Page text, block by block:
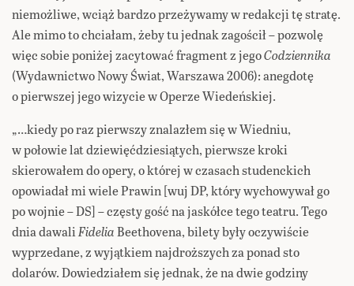
niemożliwe, wciąż bardzo przeżywamy w redakcji tę stratę.
Ale mimo to chciałam, żeby tu jednak zagościł – pozwolę
więc sobie poniżej zacytować fragment z jegoCodziennika
(Wydawnictwo Nowy Świat, Warszawa 2006): anegdotę
o pierwszej jego wizycie w Operze Wiedeńskiej.
„…kiedy po raz pierwszy znalazłem się w Wiedniu,
w połowie lat dziewięćdziesiątych, pierwsze kroki
skierowałem do opery, o której w czasach studenckich
opowiadał mi wiele Prawin [wuj DP, który wychowywał go
po wojnie – DS] – częsty gość na jaskółce tego teatru. Tego
dnia dawaliFideliaBeethovena, bilety były oczywiście
wyprzedane, z wyjątkiem najdroższych za ponad sto
dolarów. Dowiedziałem się jednak, że na dwie godziny